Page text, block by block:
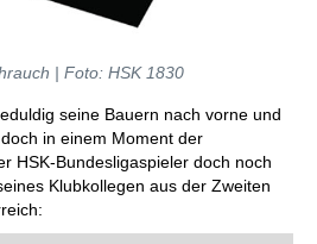
| Foto: HSK 1830
seine Bauern nach vorne und
in einem Moment der
HSK-Bundesligaspieler doch noch
Klubkollegen aus der Zweiten